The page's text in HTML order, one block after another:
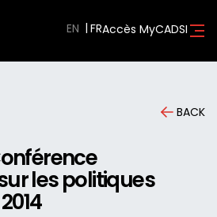
EN Accès MyCADSI
BACK
les politiques